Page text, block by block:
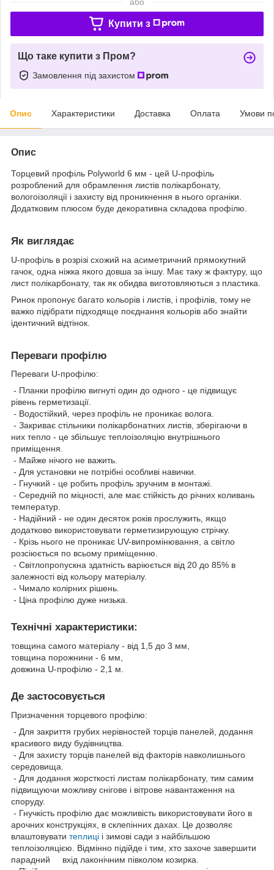
Купити з
Що таке купити з Пром?
Замовлення під захистом
Опис Характеристики Доставка Оплата Умови
Опис
Торцевий профіль Polyworld 6 мм - цей U-профіль
розроблений для обрамлення листів полікарбонату,
вологоізоляції і захисту від проникнення в нього органіки.
Додатковим плюсом буде декоративна складова профілю.
Як виглядає
U-профіль в розрізі схожий на асиметричний прямокутний
гачок, одна ніжка якого довша за іншу. Має таку ж фактуру, що
лист полікарбонату, так як обидва виготовляються з пластика.
Ринок пропонує багато кольорів і листів, і профілів, тому не
важко підібрати підходяще поєднання кольорів або знайти
ідентичний відтінок.
Переваги профілю
Переваги U-профілю:
- Планки профілю вигнуті один до одного - це підвищує
рівень герметизації.
- Водостійкий, через профіль не проникає волога.
- Закриває стільники полікарбонатних листів, зберігаючи в
них тепло - це збільшує теплоізоляцію внутрішнього
приміщення.
- Майже нічого не важить.
- Для установки не потрібні особливі навички.
- Гнучкий - це робить профіль зручним в монтажі.
- Середній по міцності, але має стійкість до річних коливань
температур.
- Надійний - не один десяток років прослужить, якщо
додатково використовувати герметизирующую стрічку.
- Крізь нього не проникає UV-випромінювання, а світло
розсіюється по всьому приміщенню.
- Світлопропускна здатність варіюється від 20 до 85% в
залежності від кольору матеріалу.
- Чимало колірних рішень.
- Ціна профілю дуже низька.
Технічні характеристики:
товщина самого матеріалу - від 1,5 до 3 мм,
товщина порожнини - 6 мм,
довжина U-профілю - 2,1 м.
Де застосовується
Призначення торцевого профілю:
- Для закриття грубих нерівностей торців панелей, додання
красивого виду будівництва.
- Для захисту торців панелей від факторів навколишнього
середовища.
- Для додання жорсткості листам полікарбонату, тим самим
підвищуючи можливу снігове і вітрове навантаження на
споруду.
- Гнучкість профілю дає можливість використовувати його в
арочних конструкціях, в склепінних дахах. Це дозволяє
влаштовувати теплиці і зимові сади з найбільшою
теплоізоляцією. Відмінно підійде і тим, хто захоче завершити
парадний вхід лаконічним півколом козирка.